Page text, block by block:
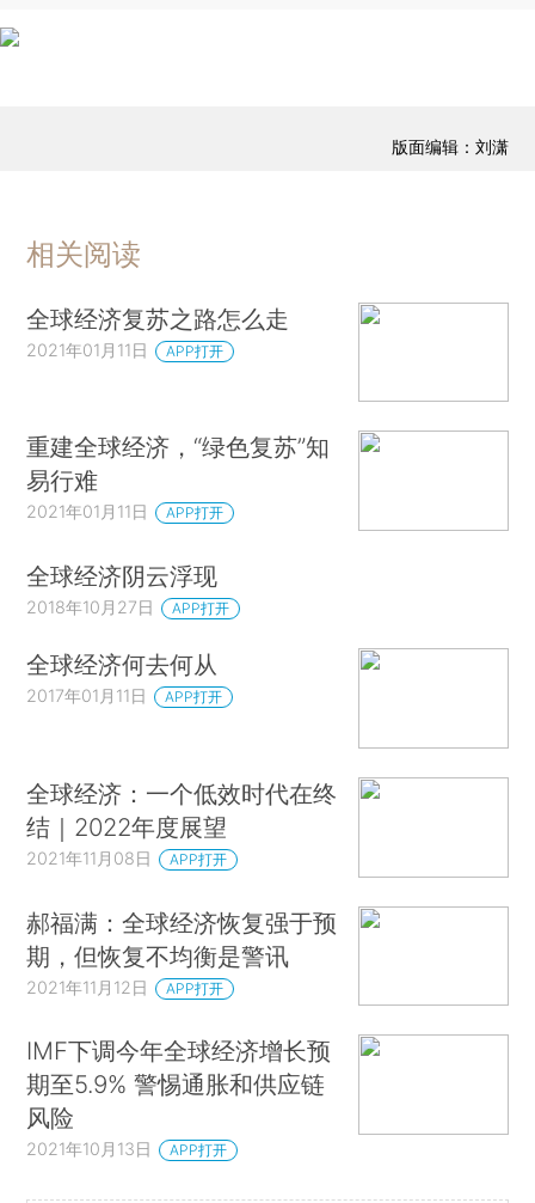
版面编辑：刘潇
相关阅读
全球经济复苏之路怎么走
2021年01月11日 APP打开
重建全球经济，“绿色复苏”知
易行难
2021年01月11日 APP打开
全球经济阴云浮现
2018年10月27日 APP打开
全球经济何去何从
2017年01月11日 APP打开
全球经济：一个低效时代在终
结｜2022年度展望
2021年11月08日 APP打开
郝福满：全球经济恢复强于预
期，但恢复不均衡是警讯
2021年11月12日 APP打开
IMF下调今年全球经济增长预
期至5.9% 警惕通胀和供应链
风险
2021年10月13日 APP打开